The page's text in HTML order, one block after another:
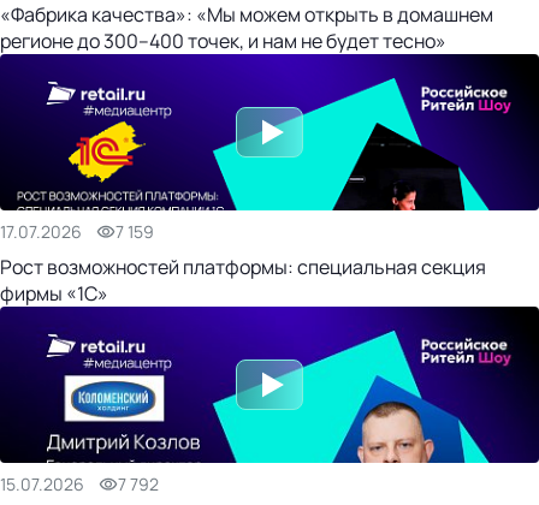
«Фабрика качества»: «Мы можем открыть в домашнем
регионе до 300–400 точек, и нам не будет тесно»
17.07.2026 7 159
Рост возможностей платформы: специальная секция
фирмы «1С»
15.07.2026 7 792